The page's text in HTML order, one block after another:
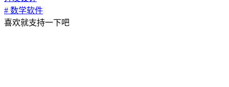
# 数学软件
喜欢就支持一下吧